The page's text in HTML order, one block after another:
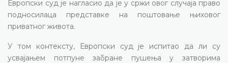
Европски суд је нагласио да је у сржи овог случаја право
подносилаца представке на поштовање њиховог
приватног живота.
У том контексту, Европски суд је испитао да ли су
усвајањем потпуне забране пушења у затворима